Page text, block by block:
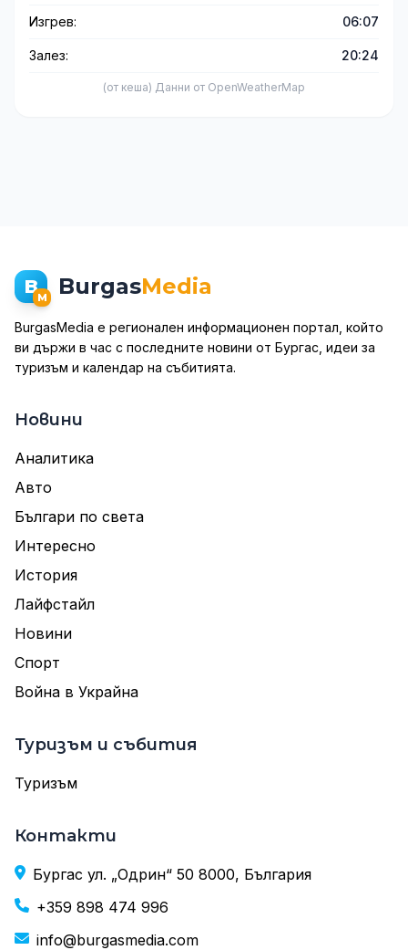
Изгрев: 06:07
Залез: 20:24
(от кеша) Данни от OpenWeatherMap
BM BurgasMedia
BurgasMedia е регионален информационен портал, който
ви държи в час с последните новини от Бургас, идеи за
туризъм и календар на събитията.
Новини
Аналитика
Авто
Българи по света
Интересно
История
Лайфстайл
Новини
Спорт
Война в Украйна
Туризъм и събития
Туризъм
Контакти
Бургас ул. „Одрин“ 50 8000, България
+359 898 474 996
info@burgasmedia.com